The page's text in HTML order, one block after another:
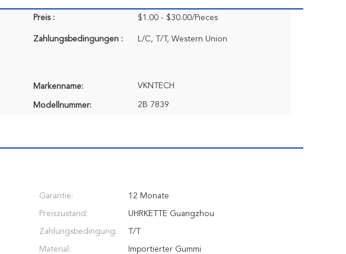
Preis :
$1.00 - $30.00/Pieces
Zahlungsbedingungen : L/C, T/T, Western Union
Markenname: VKNTECH
Modellnummer: 2B 7839
Garantie: 12 Monate
Preiszustand: UHRKETTE Guangzhou
Zahlungsbedingung: T/T
Material: Importierter Gummi